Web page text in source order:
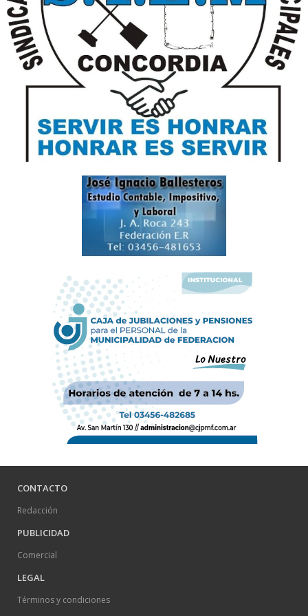
CONTACTO
Redacción
PUBLICIDAD
Comercial
LEGAL
Términos y condiciones